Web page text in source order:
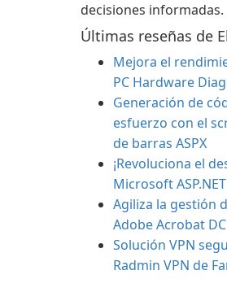
decisiones informadas.
Últimas reseñas de
Mejora el
PC Hardware
Generación de
esfuerzo con el
de barras ASPX
¡Revoluciona el
Microsoft
Agiliza la gestión
Adobe Acrobat DC
Solución VPN
Radmin VPN de